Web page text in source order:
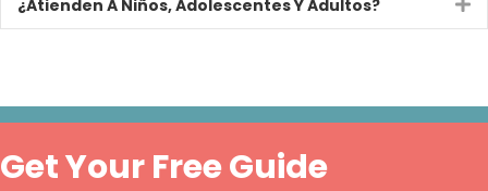
¿Atienden A Niños, Adolescentes Y Adultos?
Get Your Free Guide